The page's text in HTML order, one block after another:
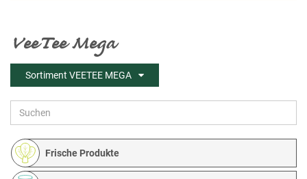
Frische Produkte
VeeTee Mega
Sortiment VEETEE MEGA